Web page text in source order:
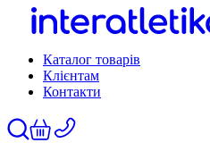
Каталог товарів
Клієнтам
Контакти